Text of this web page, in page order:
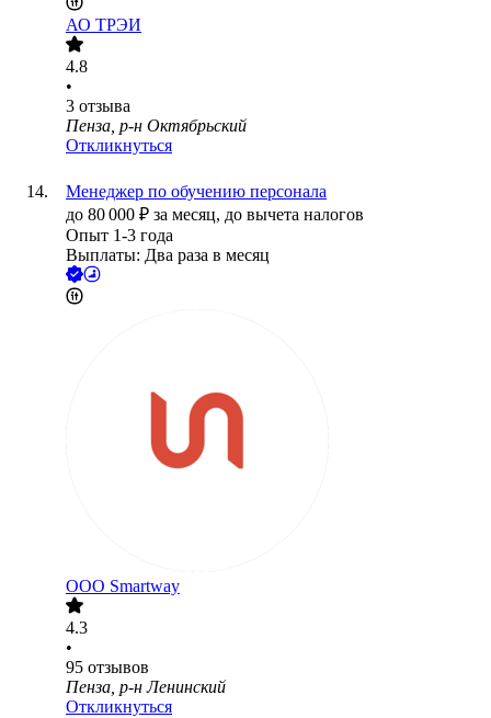
АО ТРЭИ
4.8
•
3 отзыва
Пенза, р-н Октябрьский
Откликнуться
Менеджер по обучению персонала
до 80 000 ₽ за месяц, до вычета налогов
Опыт 1-3 года
Выплаты: Два раза в месяц
ООО Smartway
4.3
•
95 отзывов
Пенза, р-н Ленинский
Откликнуться